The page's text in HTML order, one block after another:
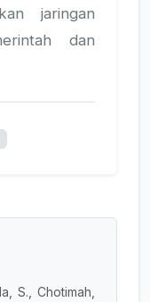
jaringan
dan
S., Chotimah,